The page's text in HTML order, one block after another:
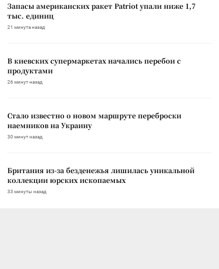
Запасы американских ракет Patriot упали ниже 1,7
тыс. единиц
21 минута назад
В киевских супермаркетах начались перебои с
продуктами
26 минут назад
Стало известно о новом маршруте переброски
наемников на Украину
30 минут назад
Британия из-за безденежья лишилась уникальной
коллекции юрских ископаемых
33 минуты назад